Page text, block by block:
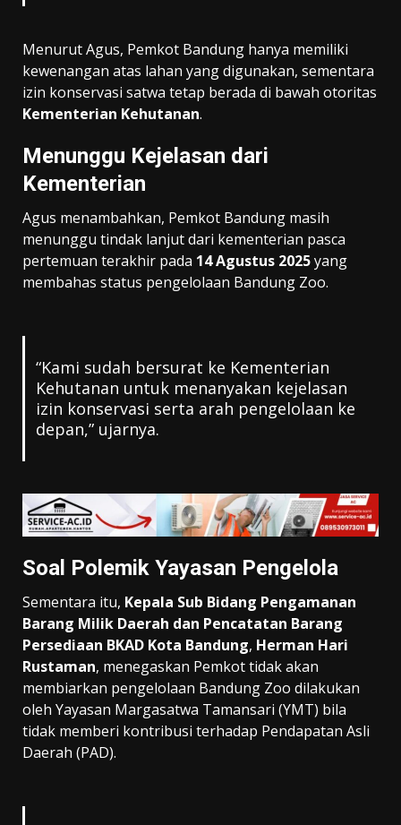
Menurut Agus, Pemkot Bandung hanya memiliki
kewenangan atas lahan yang digunakan, sementara
izin konservasi satwa tetap berada di bawah otoritas
Kementerian Kehutanan.
Menunggu Kejelasan dari
Kementerian
Agus menambahkan, Pemkot Bandung masih
menunggu tindak lanjut dari kementerian pasca
pertemuan terakhir pada 14 Agustus 2025yang
membahas status pengelolaan Bandung Zoo.
“Kami sudah bersurat ke Kementerian
Kehutanan untuk menanyakan kejelasan
izin konservasi serta arah pengelolaan ke
depan,” ujarnya.
Soal Polemik Yayasan Pengelola
Sementara itu, Kepala Sub Bidang Pengamanan
Barang Milik Daerah dan Pencatatan Barang
Persediaan BKAD Kota Bandung, Herman Hari
Rustaman, menegaskan Pemkot tidak akan
membiarkan pengelolaan Bandung Zoo dilakukan
oleh Yayasan Margasatwa Tamansari (YMT) bila
tidak memberi kontribusi terhadap Pendapatan Asli
Daerah (PAD).